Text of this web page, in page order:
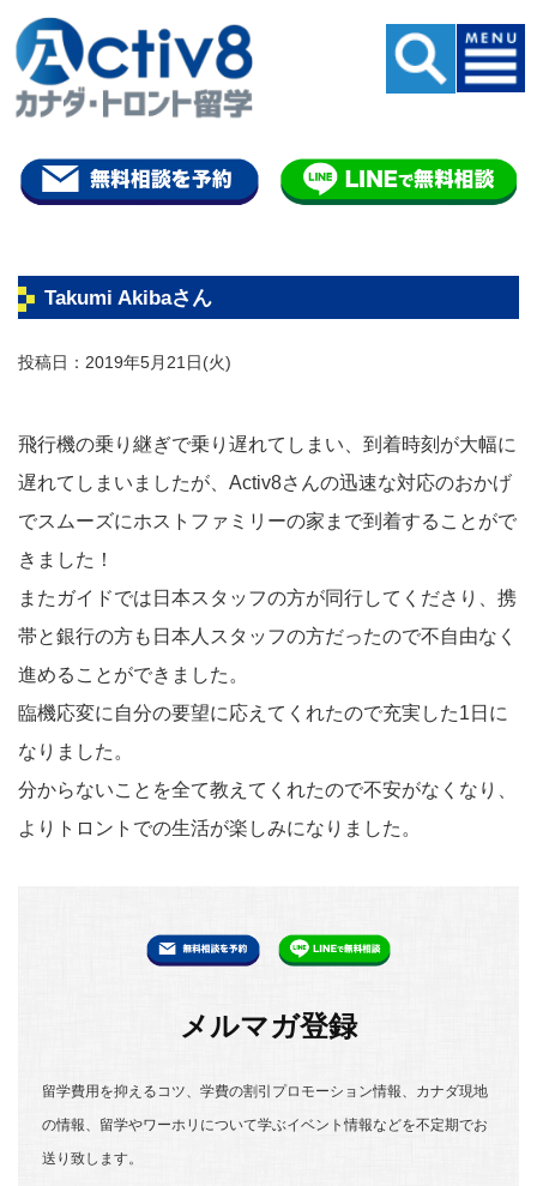
Takumi Akibaさん
投稿日：2019年5月21日(火)
飛行機の乗り継ぎで乗り遅れてしまい、到着時刻が大幅に
遅れてしまいましたが、Activ8さんの迅速な対応のおかげ
でスムーズにホストファミリーの家まで到着することがで
きました！
またガイドでは日本スタッフの方が同行してくださり、携
帯と銀行の方も日本人スタッフの方だったので不自由なく
進めることができました。
臨機応変に自分の要望に応えてくれたので充実した1日に
なりました。
分からないことを全て教えてくれたので不安がなくなり、
よりトロントでの生活が楽しみになりました。
メルマガ登録
留学費用を抑えるコツ、学費の割引プロモーション情報、カナダ現地
の情報、留学やワーホリについて学ぶイベント情報などを不定期でお
送り致します。